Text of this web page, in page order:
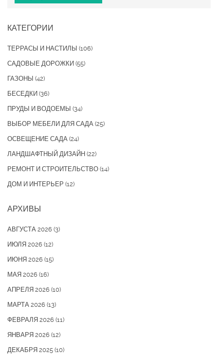
КАТЕГОРИИ
ТЕРРАСЫ И НАСТИЛЫ (106)
САДОВЫЕ ДОРОЖКИ (55)
ГАЗОНЫ (42)
БЕСЕДКИ (36)
ПРУДЫ И ВОДОЕМЫ (34)
ВЫБОР МЕБЕЛИ ДЛЯ САДА (25)
ОСВЕЩЕНИЕ САДА (24)
ЛАНДШАФТНЫЙ ДИЗАЙН (22)
РЕМОНТ И СТРОИТЕЛЬСТВО (14)
ДОМ И ИНТЕРЬЕР (12)
АРХИВЫ
АВГУСТА 2026 (3)
ИЮЛЯ 2026 (12)
ИЮНЯ 2026 (15)
МАЯ 2026 (16)
АПРЕЛЯ 2026 (10)
МАРТА 2026 (13)
ФЕВРАЛЯ 2026 (11)
ЯНВАРЯ 2026 (12)
ДЕКАБРЯ 2025 (10)